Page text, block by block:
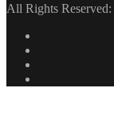
All Rights